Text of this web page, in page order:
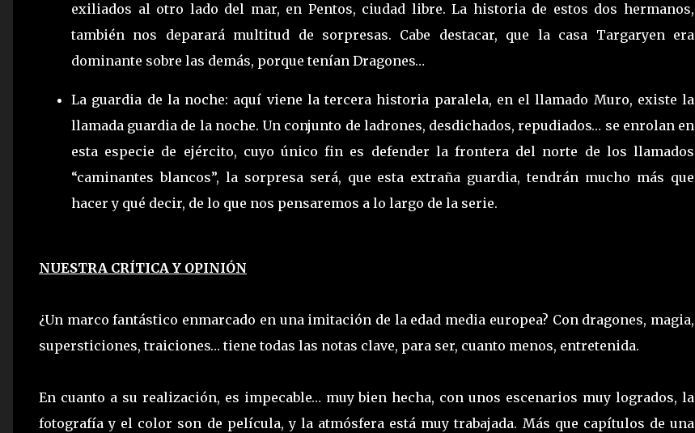
exiliados al otro lado del mar, en Pentos, ciudad libre. La historia de estos dos hermanos,
también nos deparará multitud de sorpresas. Cabe destacar, que la casa Targaryen era
dominante sobre las demás, porque tenían Dragones…
La guardia de la noche: aquí viene la tercera historia paralela, en el llamado Muro, existe la
llamada guardia de la noche. Un conjunto de ladrones, desdichados, repudiados… se enrolan en
esta especie de ejército, cuyo único fin es defender la frontera del norte de los llamados
“caminantes blancos”, la sorpresa será, que esta extraña guardia, tendrán mucho más que
hacer y qué decir, de lo que nos pensaremos a lo largo de la serie.
NUESTRA CRÍTICA Y OPINIÓN
¿Un marco fantástico enmarcado en una imitación de la edad media europea? Con dragones, magia,
supersticiones, traiciones… tiene todas las notas clave, para ser, cuanto menos, entretenida.
En cuanto a su realización, es impecable… muy bien hecha, con unos escenarios muy logrados, la
fotografía y el color son de película, y la atmósfera está muy trabajada. Más que capítulos de una